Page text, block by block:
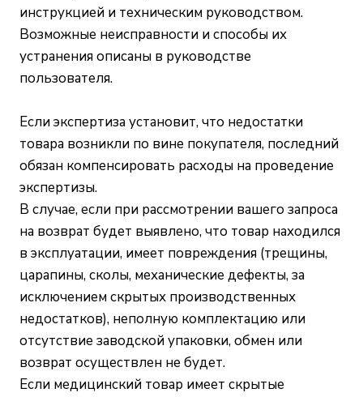
инструкцией и техническим руководством.
Возможные неисправности и способы их
устранения описаны в руководстве
пользователя.
Если экспертиза установит, что недостатки
товара возникли по вине покупателя, последний
обязан компенсировать расходы на проведение
экспертизы.
В случае, если при рассмотрении вашего запроса
на возврат будет выявлено, что товар находился
в эксплуатации, имеет повреждения (трещины,
царапины, сколы, механические дефекты, за
исключением скрытых производственных
недостатков), неполную комплектацию или
отсутствие заводской упаковки, обмен или
возврат осуществлен не будет.
Если медицинский товар имеет скрытые